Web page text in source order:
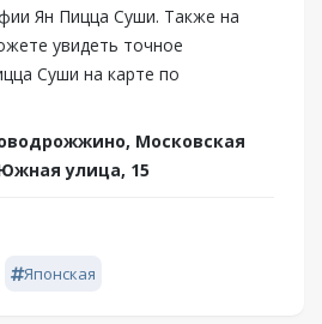
Ян Пицца Суши. Также на
увидеть точное
Суши на карте по
Московская
улица, 15
Японская